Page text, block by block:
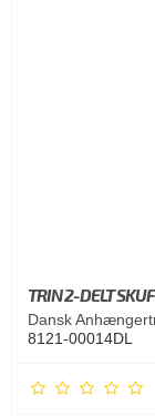
TRIN 2-DELT
Dansk
8121-00014DL